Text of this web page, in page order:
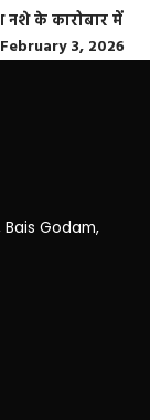
नशे के कारोबार में
February 3, 2026
Godam,